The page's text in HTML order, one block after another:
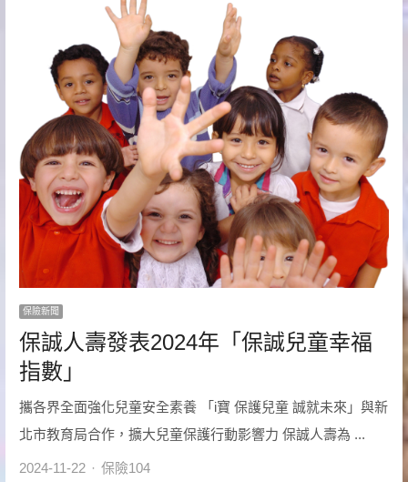
保險新聞
保誠人壽發表2024年「保誠兒童幸福
指數」
攜各界全面強化兒童安全素養 「i寶 保護兒童 誠就未來」與新
北市教育局合作，擴大兒童保護行動影響力 保誠人壽為 ...
2024-11-22 Author
保險104